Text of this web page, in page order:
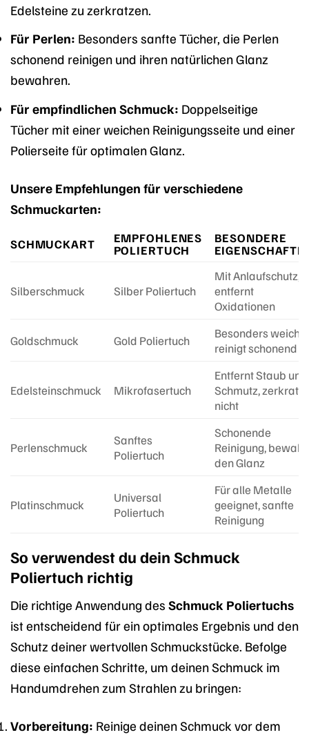
Edelsteine zu zerkratzen.
Für Perlen: Besonders sanfte Tücher, die Perlen
schonend reinigen und ihren natürlichen Glanz
bewahren.
Für empfindlichen Schmuck: Doppelseitige
Tücher mit einer weichen Reinigungsseite und einer
Polierseite für optimalen Glanz.
Unsere Empfehlungen für verschiedene
Schmuckarten:
SCHMUCKART
EMPFOHLENES
POLIERTUCH
BESONDERE
Silberschmuck Silber Poliertuch
Mit Anlaufschutz,
entfernt
Oxidationen
Goldschmuck Gold Poliertuch
Besonders weich,
reinigt schonend
Edelsteinschmuck Mikrofasertuch
Entfernt Staub und
Schmutz, zerkratzt
nicht
Perlenschmuck
Sanftes
Poliertuch
Schonende
Reinigung,
den Glanz
Platinschmuck
Universal
Poliertuch
Für alle Metalle
geeignet, sanfte
Reinigung
So verwendest du dein Schmuck
Poliertuch richtig
Die richtige Anwendung des Schmuck Poliertuchs
ist entscheidend für ein optimales Ergebnis und den
Schutz deiner wertvollen Schmuckstücke. Befolge
diese einfachen Schritte, um deinen Schmuck im
Handumdrehen zum Strahlen zu bringen:
Vorbereitung: Reinige deinen Schmuck vor dem